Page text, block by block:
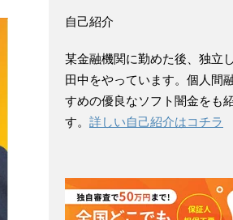
自己紹介
某金融機関に勤めた後、独立
田中をやっています。個人間
すめの優良なソフト闇金をも
す。 詳しい自己紹介はコチラ